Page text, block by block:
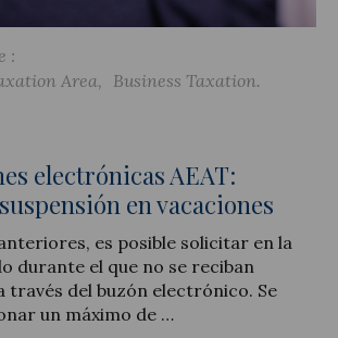
and Articles
:
Area Business Taxation
electrónicas AEAT:
en vacaciones
es posible solicitar en la
durante el que no se reciban
través del buzón electrónico. Se
un máximo de …